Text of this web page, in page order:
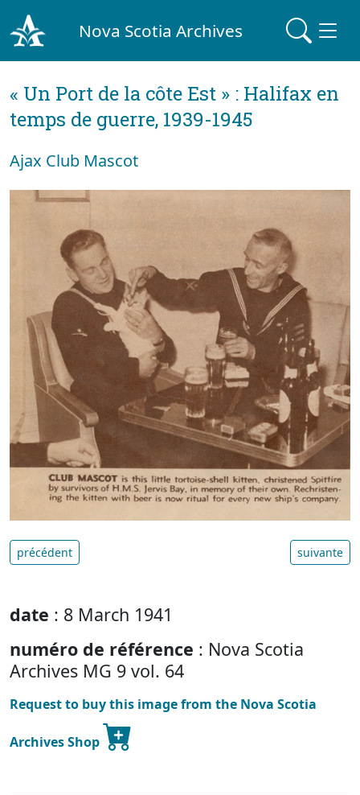
Nova Scotia Archives
« Un Port de la côte Est » : Halifax en
temps de guerre, 1939-1945
Ajax Club Mascot
précédent suivante
date : 8 March 1941
numéro de référence : Nova Scotia
Archives MG 9 vol. 64
Request to buy this image from the Nova Scotia
Archives Shop